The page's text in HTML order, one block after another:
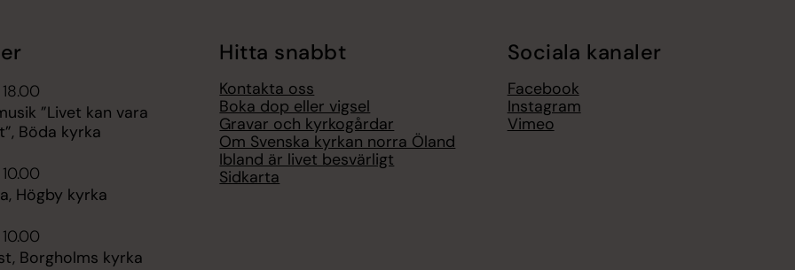
”Livet kan vara
Böda kyrka
Högby kyrka
Borgholms kyrka
Hitta snabbt
Kontakta oss
Boka dop eller vigsel
Gravar och kyrkogårdar
Om Svenska kyrkan norra Öland
Ibland är livet besvärligt
Sidkarta
Sociala kanaler
Facebook
Instagram
Vimeo